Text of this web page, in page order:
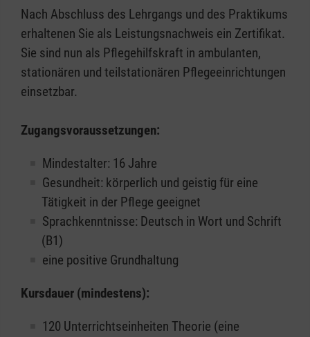
Nach Abschluss des Lehrgangs und des Praktikums
erhaltenen Sie als Leistungsnachweis ein Zertifikat.
Sie sind nun als Pflegehilfskraft in ambulanten,
stationären und teilstationären Pflegeeinrichtungen
einsetzbar.
Zugangsvoraussetzungen:
Mindestalter: 16 Jahre
Gesundheit: körperlich und geistig für eine
Tätigkeit in der Pflege geeignet
Sprachkenntnisse: Deutsch in Wort und Schrift
(B1)
eine positive Grundhaltung
Kursdauer (mindestens):
120 Unterrichtseinheiten Theorie (eine